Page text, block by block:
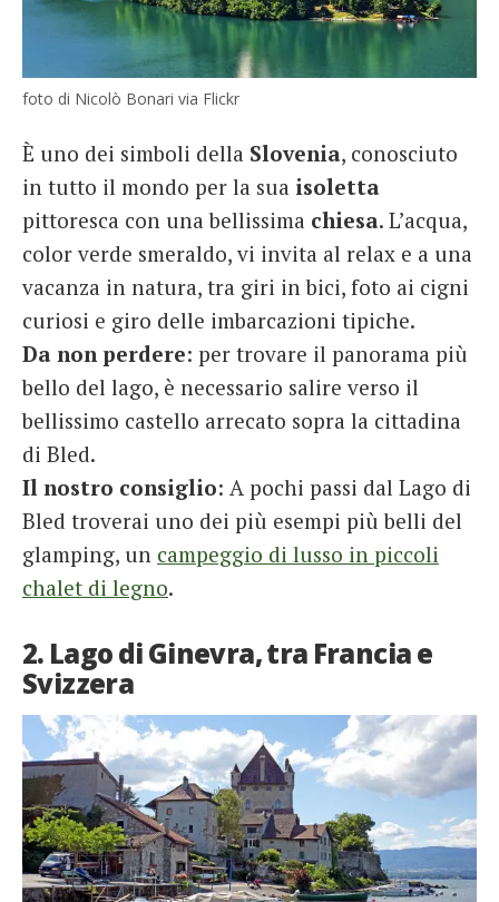
foto di Nicolò Bonari via Flickr
È uno dei simboli della Slovenia, conosciuto
in tutto il mondo per la sua isoletta
pittoresca con una bellissima chiesa. L’acqua,
color verde smeraldo, vi invita al relax e a una
vacanza in natura, tra giri in bici, foto ai cigni
curiosi e giro delle imbarcazioni tipiche.
Da non perdere: per trovare il panorama più
bello del lago, è necessario salire verso il
bellissimo castello arrecato sopra la cittadina
di Bled.
Il nostro consiglio: A pochi passi dal Lago di
Bled troverai uno dei più esempi più belli del
glamping, un campeggio di lusso in piccoli
chalet di legno.
2. Lago di Ginevra, tra Francia e
Svizzera